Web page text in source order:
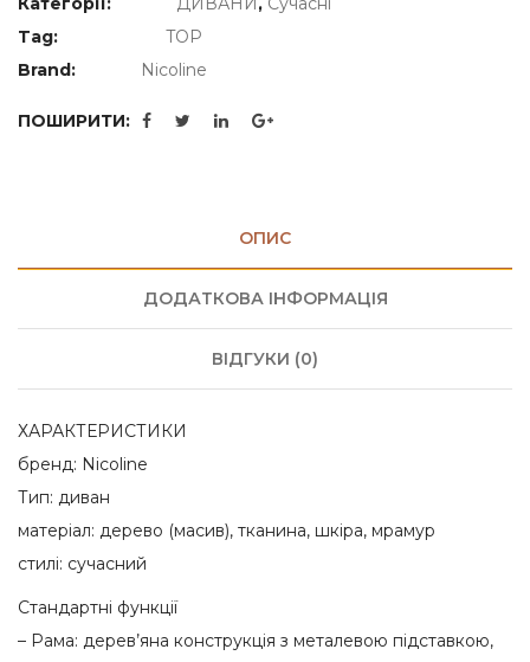
Tag:
TOP
Brand:
Nicoline
ПОШИРИТИ:
ОПИС
ДОДАТКОВА ІНФОРМАЦІЯ
ВІДГУКИ (0)
ХАРАКТЕРИСТИКИ
бренд: Nicoline
Тип: диван
матеріал: дерево (масив), тканина, шкіра, мрамур
стилі: сучасний
Стандартні функції
– Рама: дерев’яна конструкція з металевою підставкою,